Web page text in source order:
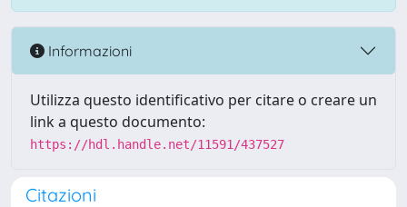
Informazioni
Utilizza questo identificativo per citare o creare un
link a questo documento:
https://hdl.handle.net/11591/437527
Citazioni